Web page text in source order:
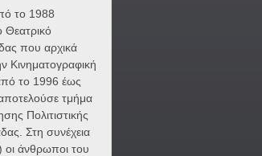
το 1988
Θεατρικό
που αρχικά
Κινηματογραφική
το 1996 έως
τμήμα
Πολιτιστικής
Στη συνέχεια
οι άνθρωποι του